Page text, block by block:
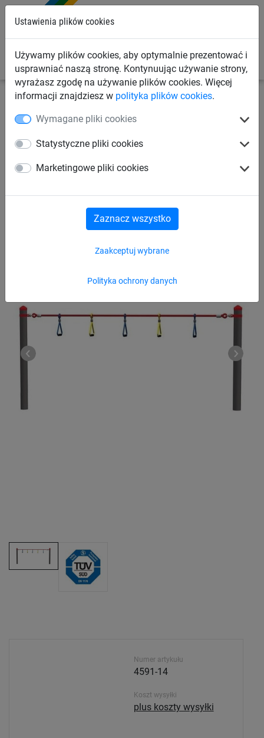
Ustawienia plików cookies
Używamy plików cookies, aby optymalnie prezentować i
usprawniać naszą stronę. Kontynuując używanie strony,
wyrażasz zgodę na używanie plików cookies. Więcej
informacji znajdziesz w polityka plików cookies.
Wymagane pliki cookies
Statystyczne pliki cookies
Marketingowe pliki cookies
Polityka ochrony danych
Zaakceptuj wybrane
Zaznacz wszystko
stalowych
Pętle, do słupów stalowych
Numer artykułu
4591-14
Koszt wysyłki
plus koszty wysyłki